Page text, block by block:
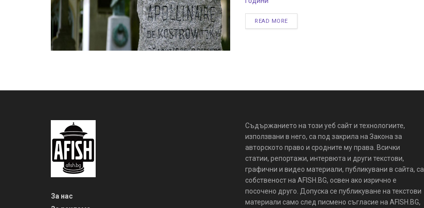
READ MORE
За нас
Съдържанието на този уеб сайт и технологиите,
използвани в него, са под закрила на Закона за
авторското право и сродните му права. Всички
статии, репортажи, интервюта и други текстови,
графични и видео материали, публикувани в сайта, са
собственост на AFISH.BG, освен ако изрично е
посочено друго. Допуска се публикуване на текстови
материали само след писмено съгласие на AFISH.BG,